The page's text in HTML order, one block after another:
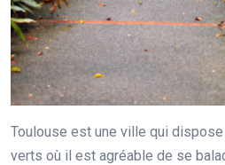
Toulouse est une ville qui
verts où il est agréable de se